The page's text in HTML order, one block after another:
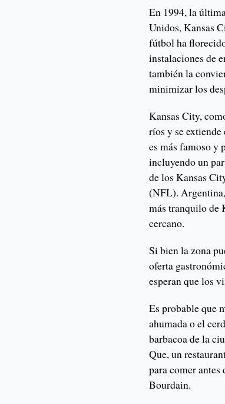
En 1994, la
Unidos, Kansas
fútbol ha
instalaciones de
también la
minimizar los
Kansas City,
ríos y se
es más famoso y
incluyendo un
de los Kansas
(NFL).
más tranquilo de
cercano.
Si bien la zona
oferta
esperan que los
Es probable que
ahumada o el
barbacoa de la
Que, un
para comer
Bourdain.